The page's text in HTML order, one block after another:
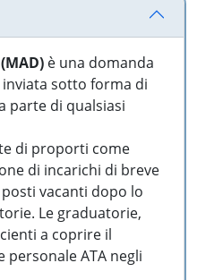
è una domanda
sotto forma di
parte di qualsiasi
di proporti come
di incarichi di breve
vacanti dopo lo
Le graduatorie,
a coprire il
ATA negli